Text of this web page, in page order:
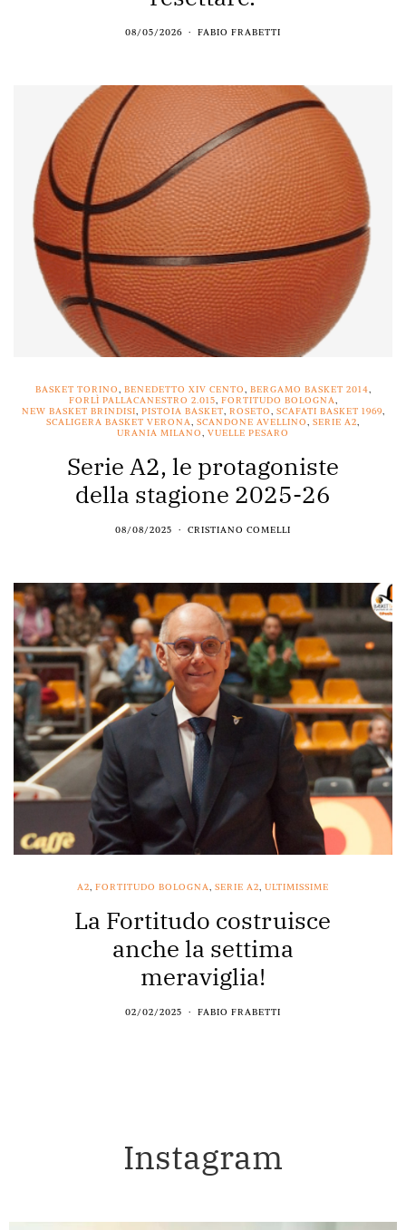
08/05/2026 FABIO FRABETTI
BASKET TORINO, BENEDETTO XIV CENTO, BERGAMO BASKET 2014,
FORLÌ PALLACANESTRO 2.015, FORTITUDO BOLOGNA,
NEW BASKET BRINDISI, PISTOIA BASKET, ROSETO, SCAFATI BASKET 1969,
SCALIGERA BASKET VERONA, SCANDONE AVELLINO, SERIE A2,
URANIA MILANO, VUELLE PESARO
Serie A2, le protagoniste
della stagione 2025-26
08/08/2025 CRISTIANO COMELLI
A2, FORTITUDO BOLOGNA, SERIE A2, ULTIMISSIME
La Fortitudo costruisce
anche la settima
meraviglia!
02/02/2025 FABIO FRABETTI
Instagram